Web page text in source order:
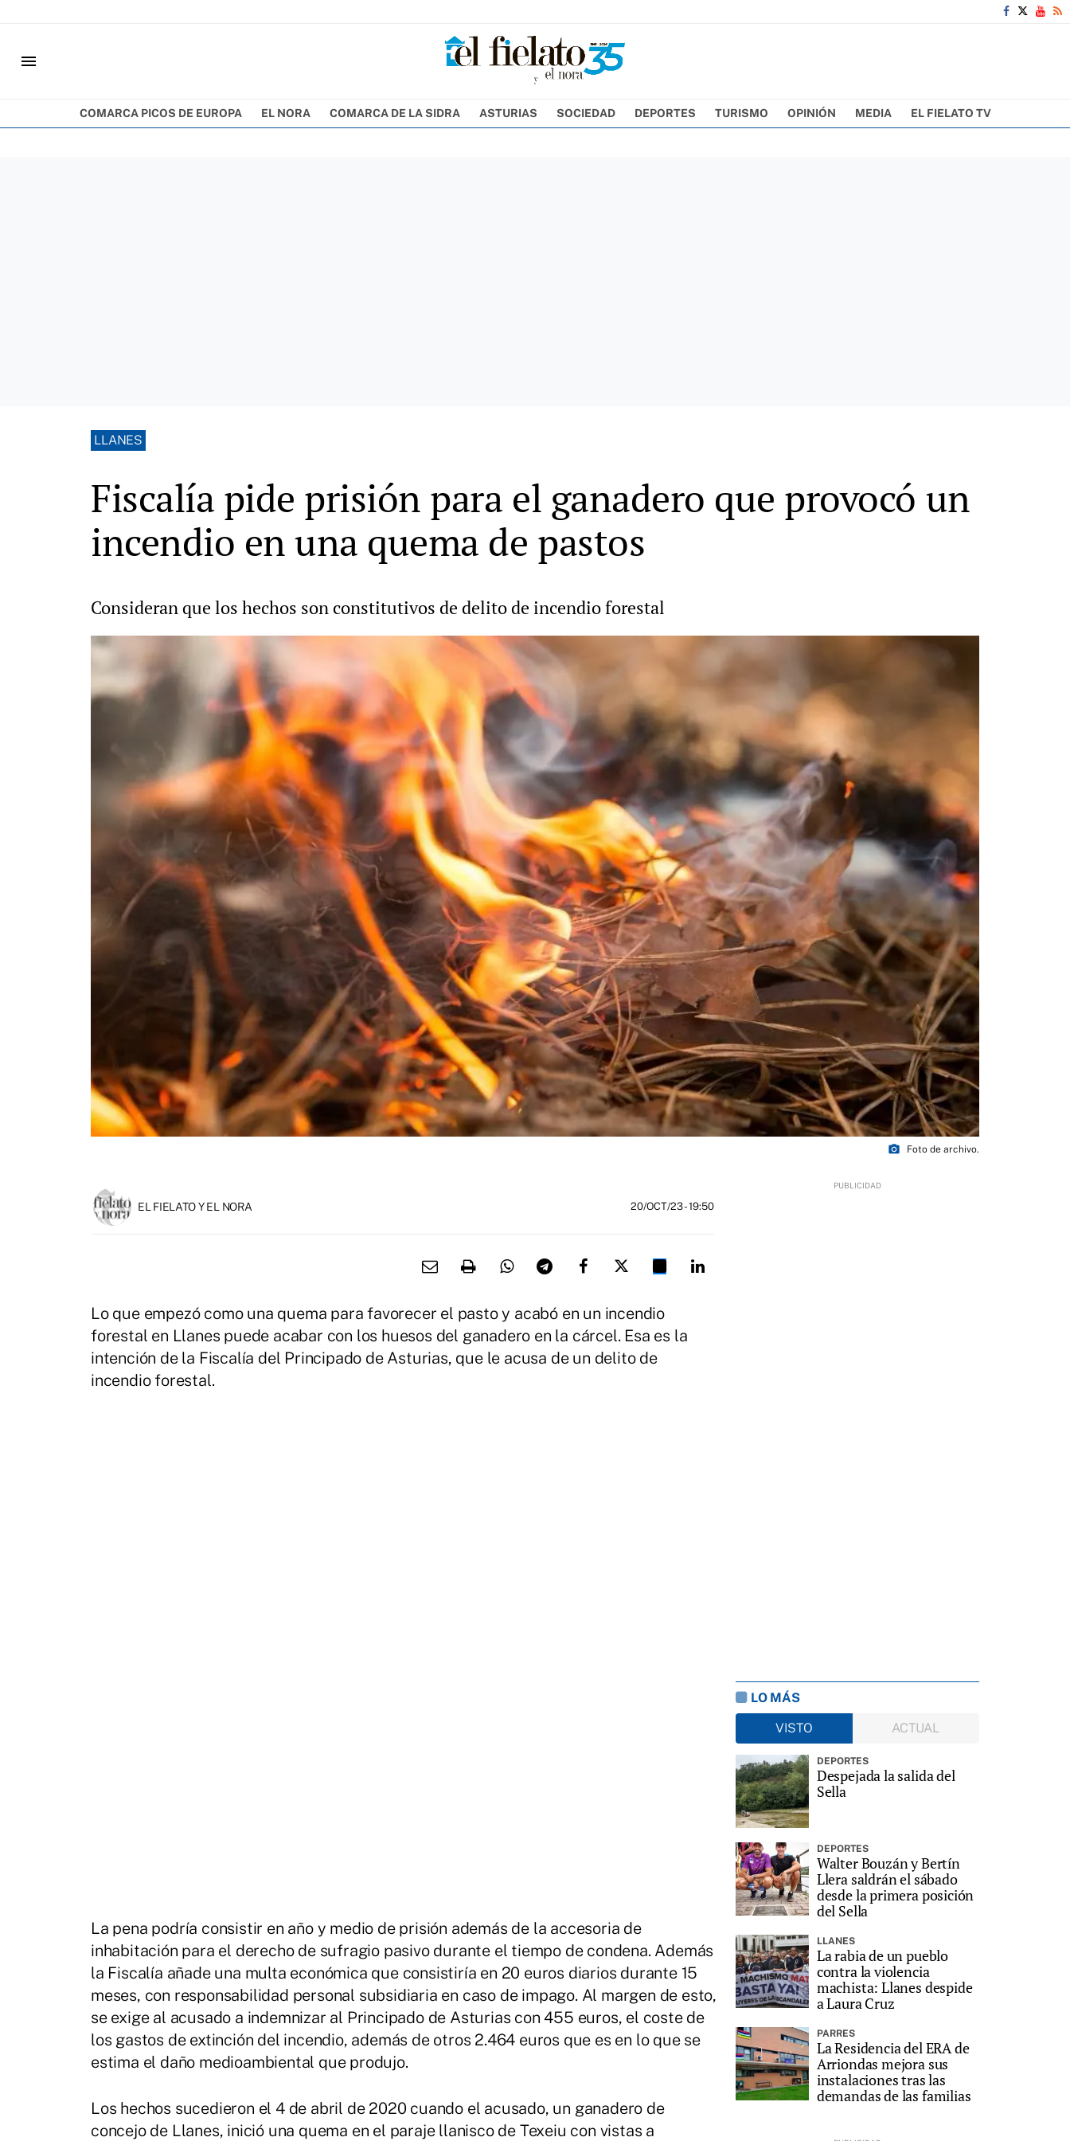
menu
COMARCA PICOS DE EUROPA EL NORA COMARCA DE LA SIDRA ASTURIAS SOCIEDAD DEPORTES TURISMO OPINIÓN MEDIA EL FIELATO TV
LLANES
Fiscalía pide prisión para el ganadero que provocó un
incendio en una quema de pastos
Consideran que los hechos son constitutivos de delito de incendio forestal
photo_camera Foto de archivo.
EL FIELATO Y EL NORA 20/OCT/23- 19:50
Lo que empezó como una quema para favorecer el pasto y acabó en un incendio
forestal en Llanes puede acabar con los huesos del ganadero en la cárcel. Esa es la
intención de la Fiscalía del Principado de Asturias, que le acusa de un delito de
incendio forestal.
La pena podría consistir en año y medio de prisión además de la accesoria de
inhabitación para el derecho de sufragio pasivo durante el tiempo de condena. Además
la Fiscalía añade una multa económica que consistiría en 20 euros diarios durante 15
meses, con responsabilidad personal subsidiaria en caso de impago. Al margen de esto,
se exige al acusado a indemnizar al Principado de Asturias con 455 euros, el coste de
los gastos de extinción del incendio, además de otros 2.464 euros que es en lo que se
estima el daño medioambiental que produjo.
Los hechos sucedieron el 4 de abril de 2020 cuando el acusado, un ganadero de
concejo de Llanes, inició una quema en el paraje llanisco de Texeiu con vistas a
LO MÁS
VISTO
ACTUAL
DEPORTES
Despejada la salida del
Sella
DEPORTES
Walter Bouzán y Bertín
Llera saldrán el sábado
desde la primera posición
del Sella
LLANES
La rabia de un pueblo
contra la violencia
machista: Llanes despide
a Laura Cruz
PARRES
La Residencia del ERA de
Arriondas mejora sus
instalaciones tras las
demandas de las familias